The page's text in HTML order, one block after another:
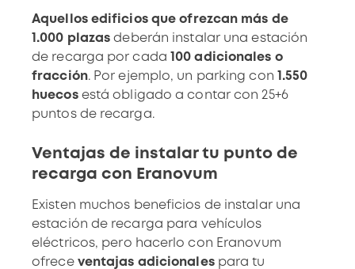
Aquellos edificios que ofrezcan más de
1.000 plazas deberán instalar una estación
de recarga por cada 100 adicionales o
fracción. Por ejemplo, un parking con 1.550
huecosestá obligado a contar con 25+6
puntos de recarga.
Ventajas de instalar tu punto de
recarga con Eranovum
Existen muchos beneficios de instalar una
estación de recarga para vehículos
eléctricos, pero hacerlo con Eranovum
ofrece ventajas adicionalespara tu